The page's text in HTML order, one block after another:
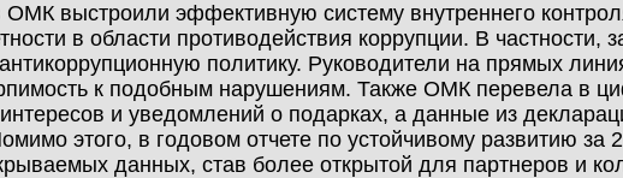
ОМК выстроили эффективную систему внутреннего
в области противодействия коррупции. В частности,
политику. Руководители на прямых
к подобным нарушениям. Также ОМК перевела в
и уведомлений о подарках, а данные из
этого, в годовом отчете по устойчивому развитию
данных, став более открытой для партнеров и